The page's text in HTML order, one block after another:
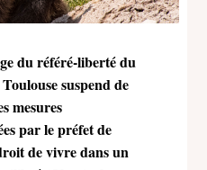
du référé-liberté du
suspend de
mesures
par le préfet de
de vivre dans un